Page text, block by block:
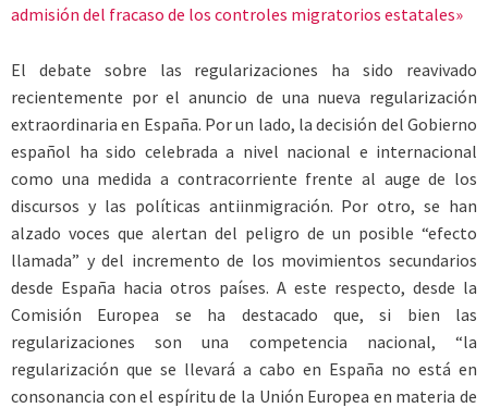
admisión del fracaso de los controles migratorios estatales»
El debate sobre las regularizaciones ha sido reavivado
recientemente por el anuncio de una nueva regularización
extraordinaria en España. Por un lado, la decisión del Gobierno
español ha sido celebrada a nivel nacional e internacional
como una medida a contracorriente frente al auge de los
discursos y las políticas antiinmigración. Por otro, se han
alzado voces que alertan del peligro de un posible “efecto
llamada” y del incremento de los movimientos secundarios
desde España hacia otros países. A este respecto, desde la
Comisión Europea se ha destacado que, si bien las
regularizaciones son una competencia nacional, “la
regularización que se llevará a cabo en España no está en
consonancia con el espíritu de la Unión Europea en materia de